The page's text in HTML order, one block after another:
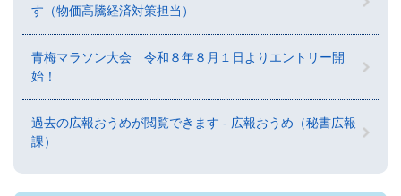
す（物価高騰経済対策担当）
青梅マラソン大会 令和８年８月１日よりエントリー開
始！
過去の広報おうめが閲覧できます - 広報おうめ（秘書広報
課）